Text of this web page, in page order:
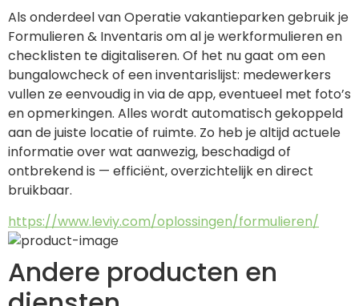
Als onderdeel van Operatie vakantieparken gebruik je
Formulieren & Inventaris om al je werkformulieren en
checklisten te digitaliseren. Of het nu gaat om een
bungalowcheck of een inventarislijst: medewerkers
vullen ze eenvoudig in via de app, eventueel met foto’s
en opmerkingen. Alles wordt automatisch gekoppeld
aan de juiste locatie of ruimte. Zo heb je altijd actuele
informatie over wat aanwezig, beschadigd of
ontbrekend is — efficiënt, overzichtelijk en direct
bruikbaar.
https://www.leviy.com/oplossingen/formulieren/
Andere producten en